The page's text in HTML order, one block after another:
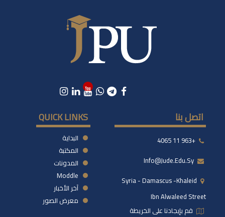
اتصل بنا
+963 11 4065
Syria - Damascus -khaleid
Ibn Alwaleed Street
قم بإيجادنا على الخريطة
QUICK LINKS
البداية
المكتبة
المدونات
Moddle
آخر الأخبار
معرض الصور